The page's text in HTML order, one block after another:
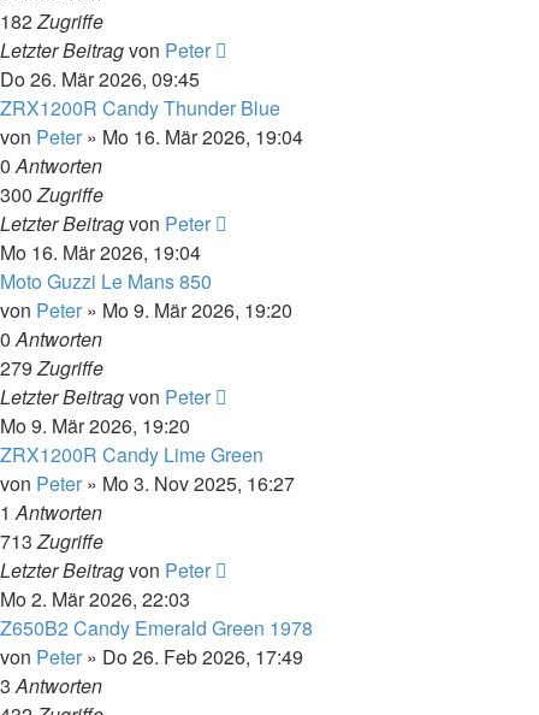
182Zugriffe
Letzter Beitragvon Peter
Do 26. Mär 2026, 09:45
ZRX1200R Candy Thunder Blue
von Peter » Mo 16. Mär 2026, 19:04
0Antworten
300Zugriffe
Letzter Beitragvon Peter
Mo 16. Mär 2026, 19:04
Moto Guzzi Le Mans 850
von Peter » Mo 9. Mär 2026, 19:20
0Antworten
279Zugriffe
Letzter Beitragvon Peter
Mo 9. Mär 2026, 19:20
ZRX1200R Candy Lime Green
von Peter » Mo 3. Nov 2025, 16:27
1Antworten
713Zugriffe
Letzter Beitragvon Peter
Mo 2. Mär 2026, 22:03
Z650B2 Candy Emerald Green 1978
von Peter » Do 26. Feb 2026, 17:49
3Antworten